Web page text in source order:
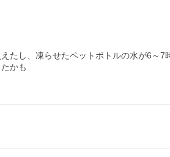
たし、凍らせたペットボトルの水が6～7
かも